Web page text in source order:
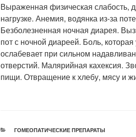
Выраженная физическая слабость,
нагрузке. Анемия, водянка из-за
Безболезненная ночная диарея.
пот с ночной диареей. Боль,
ослабевает при сильном
отверстий. Малярийная кахексия.
пищи. Отвращение к хлебу, мясу и
РУБРИКИ
ГОМЕОПАТИЧЕСКИЕ ПРЕПАРАТЫ